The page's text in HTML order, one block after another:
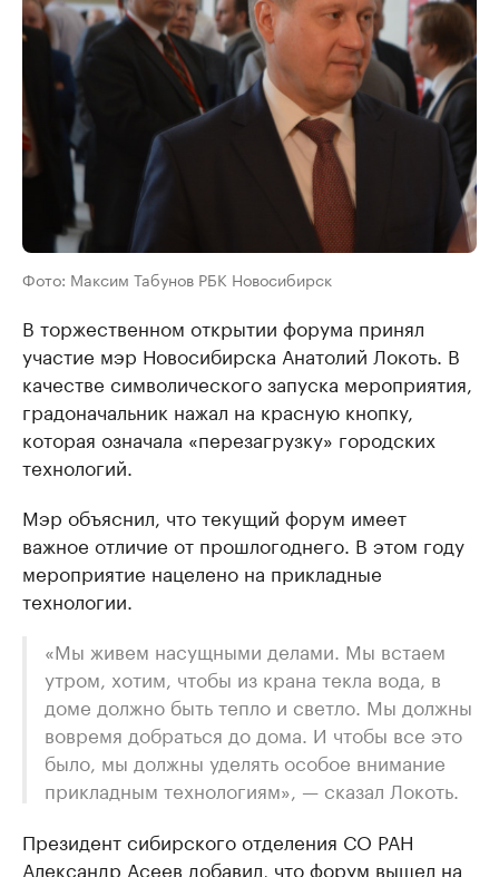
Фото: Максим Табунов РБК Новосибирск
В торжественном открытии форума принял
участие мэр Новосибирска Анатолий Локоть. В
качестве символического запуска мероприятия,
градоначальник нажал на красную кнопку,
которая означала «перезагрузку» городских
технологий.
Мэр объяснил, что текущий форум имеет
важное отличие от прошлогоднего. В этом году
мероприятие нацелено на прикладные
технологии.
«Мы живем насущными делами. Мы встаем
утром, хотим, чтобы из крана текла вода, в
доме должно быть тепло и светло. Мы должны
вовремя добраться до дома. И чтобы все это
было, мы должны уделять особое внимание
прикладным технологиям», — сказал Локоть.
Президент сибирского отделения СО РАН
Александр Асеев добавил, что форум вышел на